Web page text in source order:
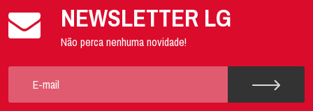
NEWSLETTER LG
Não perca nenhuma novidade!